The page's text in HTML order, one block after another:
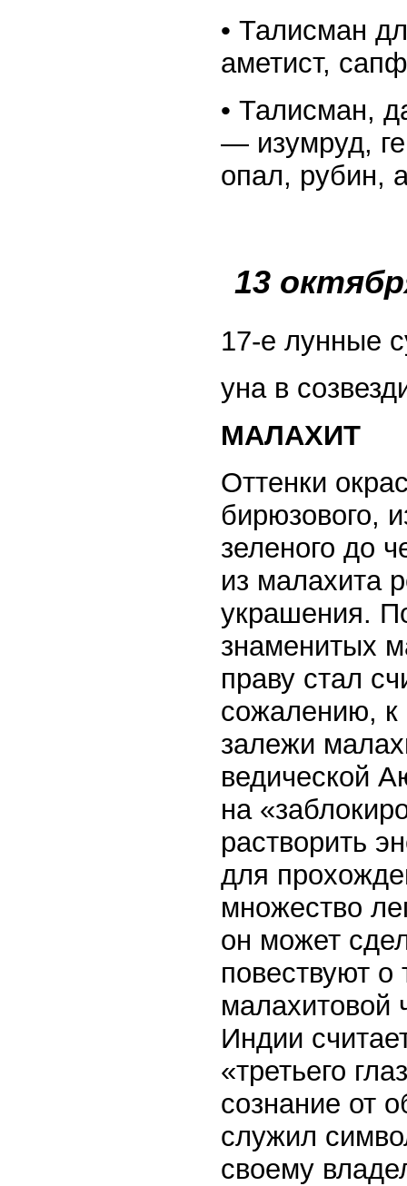
• Талисман
аметист,
• Талисман,
— изумруд,
опал, рубин,
13
17-е лунные
уна в
МАЛАХИТ
Оттенки
бирюзового,
зеленого до
из малахита
украшения.
знаменитых
праву стал
сожалению, к
залежи
ведической
на
растворить
для
множество
он может
повествуют
малахитовой
Индии
«третьего
сознание от
служил
своему